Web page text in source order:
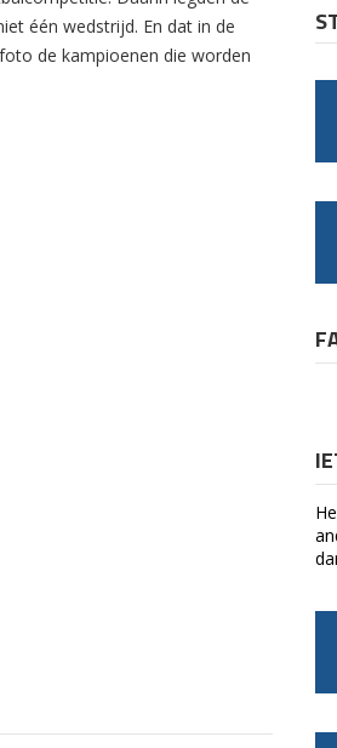
één wedstrijd. En dat in de
de kampioenen die worden